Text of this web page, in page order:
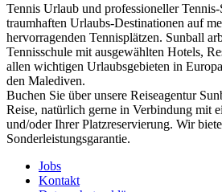
Tennis Urlaub und professioneller
traumhaften Urlaubs-Destinationen auf
hervorragenden Tennisplätzen. Sunball
Tennisschule mit ausgewählten Hotels,
allen wichtigen Urlaubsgebieten in
den Malediven.
Buchen Sie über unsere Reiseagentur
Reise, natürlich gerne in Verbindung mit
und/oder Ihrer Platzreservierung. Wir
Sonderleistungsgarantie.
Jobs
Kontakt